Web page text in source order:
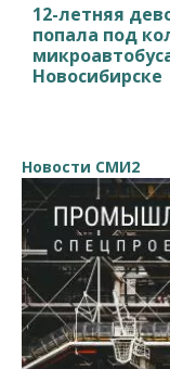
12-летняя
попала под
Новосибирске
Новости СМИ2